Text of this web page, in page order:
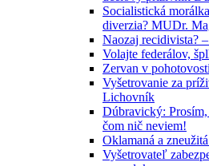
Socialistická
diverzia? MUDr.
Naozaj recidivista?
Volajte federálov,
Zervan v pohotovosti
Vyšetrovanie za
Lichovník
Dúbravický:
čom nič neviem!
Oklamaná a
Vyšetrovateľ